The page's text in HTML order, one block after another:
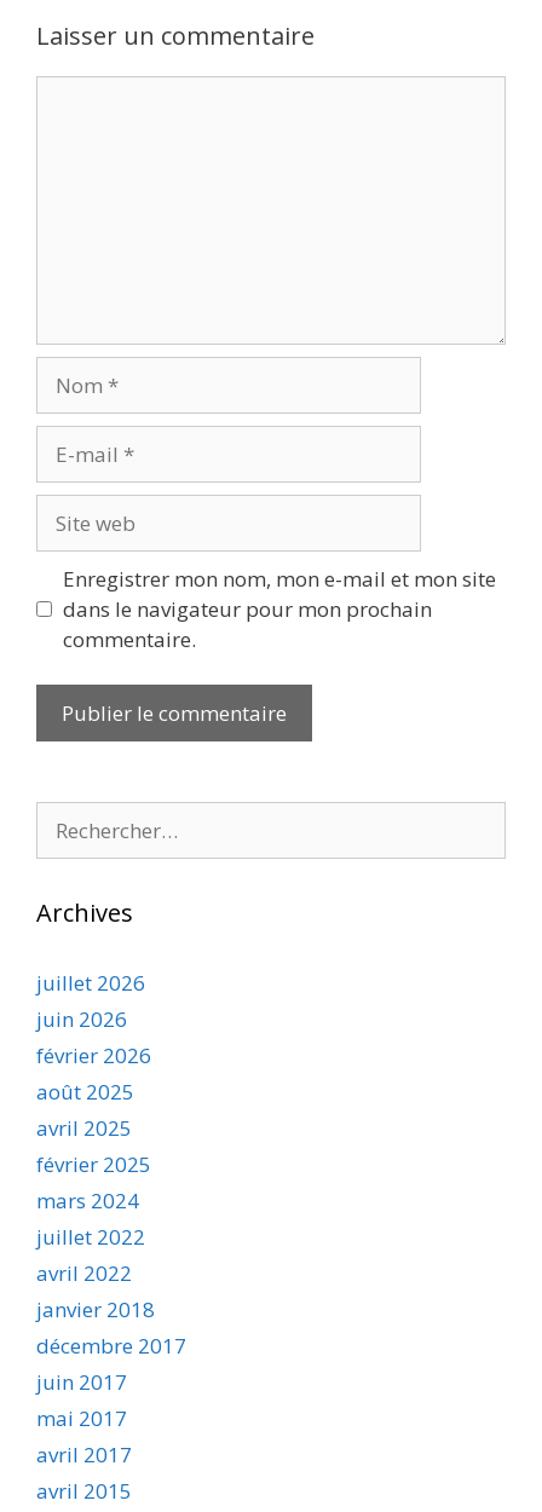
Laisser un commentaire
mail
web
Enregistrer mon nom, mon e-mail et mon site
dans le navigateur pour mon prochain
commentaire.
Archives
juillet 2026
juin 2026
février 2026
août 2025
avril 2025
février 2025
mars 2024
juillet 2022
avril 2022
janvier 2018
décembre 2017
juin 2017
mai 2017
avril 2017
avril 2015